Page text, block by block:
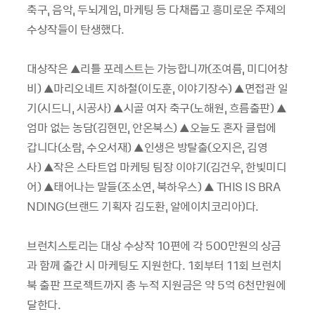
축구, 음악, 두뇌게임, 마케팅 등 다채롭고 흥미로운 주제의
수상작들이 탄생했다.
대상작은 ▲리틀 포레스트는 가능합니까(조여름, 미디어창
비) ▲마리오네트 지하철(이도훈, 이야기장수) ▲면접관 일
기(시드니, 시공사) ▲시골 여자 축구(노해원, 흐름출판) ▲
엄마 없는 농담(김현민, 안온북스) ▲오늘도 혼자 클럽에
갑니다(소람, 수오서재) ▲인생은 방탈출(오지은, 김영
사) ▲작은 스타트업 마케팅 팀장 이야기(김건우, 한빛미디
어) ▲태어나는 말들(조소연, 북하우스) ▲ THIS IS BRA
NDING(브랜드 기획자 김도환, 알에이치코리아)다.
브런치스토리는 대상 수상작 10편에 각 500만원의 상금
과 함께 출간 시 마케팅도 지원한다. 1회부터 11회 브런치
북 출판 프로젝트까지 총 누적 지원금은 약 5억 6천만원에
달한다.